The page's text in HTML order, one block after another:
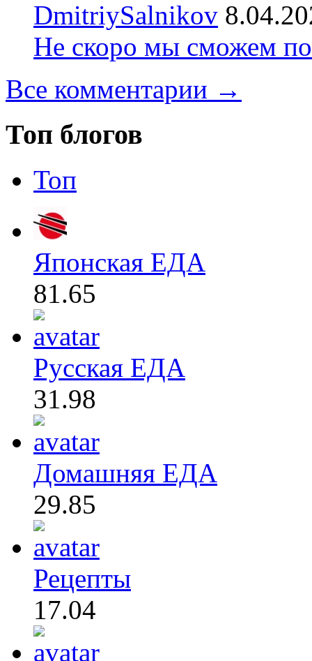
DmitriySalnikov
Не скоро мы сможем
Все комментарии →
Топ блогов
Топ
Японская ЕДА
81.65
Русская ЕДА
31.98
Домашняя ЕДА
29.85
Рецепты
17.04